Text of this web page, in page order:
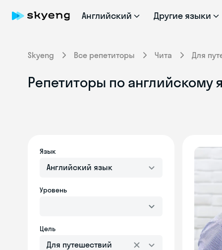
Английский Другие языки
Skyeng Все репетиторы Чита Для
Репетиторы по английскому
Язык
Английский язык
Уровень
Цель
Для путешествий